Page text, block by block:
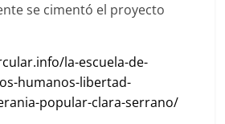
se cimentó el proyecto
la-escuela-de-
humanos-libertad-
popular-clara-serrano/